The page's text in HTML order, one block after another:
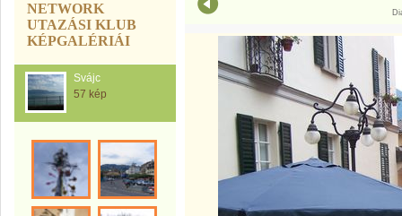
NETWORK
UTAZÁSI KLUB
KÉPGALÉRIÁI
Svájc
57 kép